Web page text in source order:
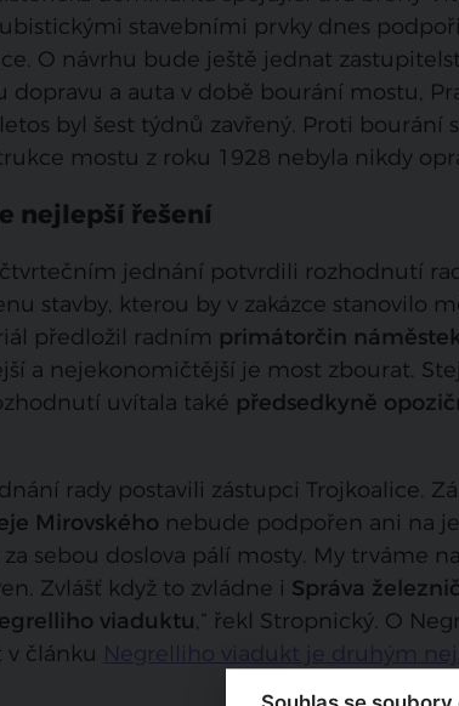
stavebními prvky dnes
O návrhu bude ještě jednat
dopravu a auta v době bourání mostu,
byl šest týdnů zavřený. Proti bourání
mostu z roku 1928 nebyla nikdy
nejlepší řešení
jednání potvrdili rozhodnutí
stavby, kterou by v zakázce stanovilo
předložil radním primátorčin
a nejekonomičtější je most zbourat.
uvítala také předsedkyně
rady postavili zástupci Trojkoalice.
Mirovského nebude podpořen ani na
sebou doslova pálí mosty. My trváme
Zvlášť když to zvládne i Správa
viaduktu,“ řekl Stropnický. O
článku Negrelliho viadukt je druhým